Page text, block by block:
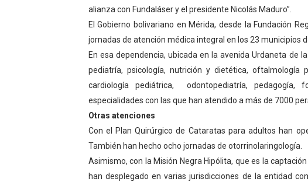
Gobernador Arnaldo Sánchez
Plan Quirúrgico Regional llega a
alianza con Fundaláser y el presidente Nicolás Maduro”.
El Gobierno bolivariano en Mérida, desde la Fundación
jornadas de atención médica integral en los 23 municipios
En esa dependencia, ubicada en la avenida Urdaneta de
pediatría, psicología, nutrición y dietética, oftalmología
cardiología pediátrica, odontopediatría, pedagogía,
especialidades con las que han atendido a más de 7000
Otras atenciones
Con el Plan Quirúrgico de Cataratas para adultos han
También han hecho ocho jornadas de otorrinolaringología.
Asimismo, con la Misión Negra Hipólita, que es la
han desplegado en varias jurisdicciones de la entidad